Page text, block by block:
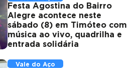
Festa Agostina do Bairro
Alegre acontece neste
sábado (8) em Timóteo com
música ao vivo, quadrilha e
entrada solidária
Vale do Aço